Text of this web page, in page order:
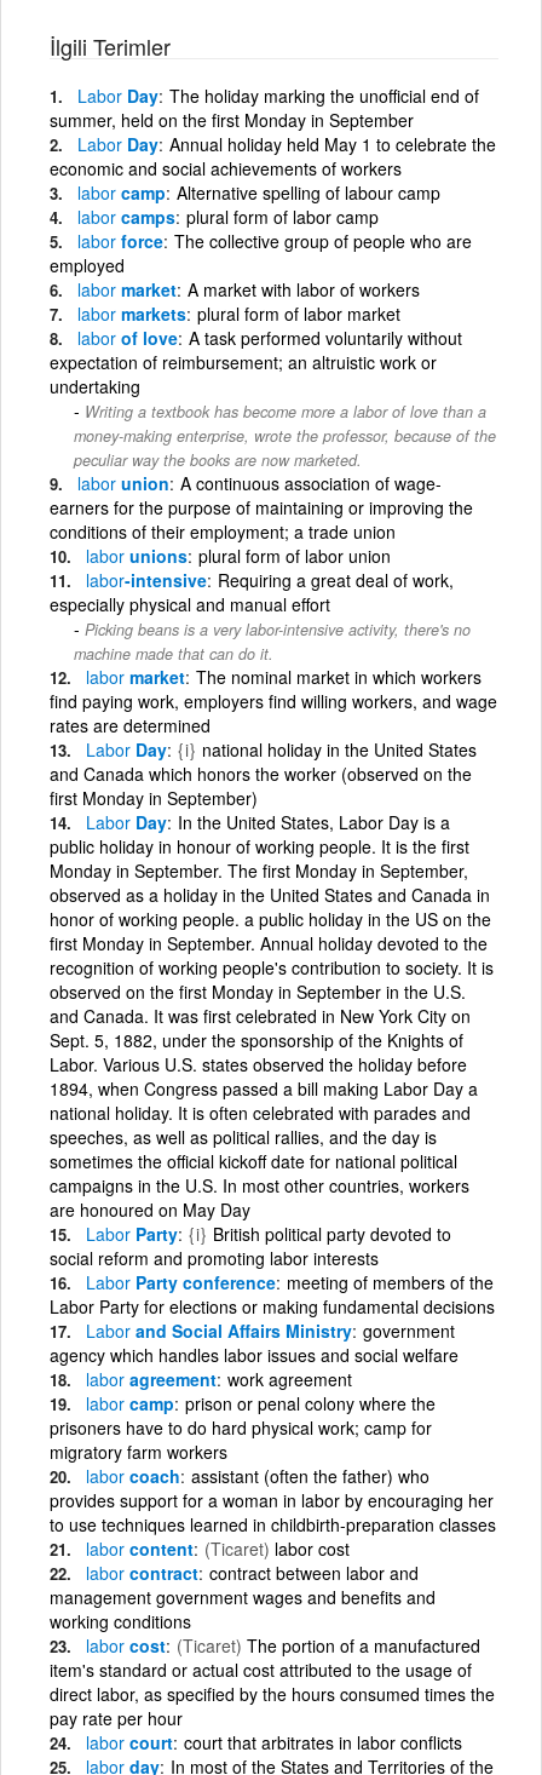
İlgili Terimler
Labor Day The holiday marking the unofficial end of
summer, held on the first Monday in September
Labor Day Annual holiday held May 1 to celebrate the
economic and social achievements of workers
labor camp Alternative spelling of labour camp
labor camps plural form of labor camp
labor force The collective group of people who are
employed
labor market A market with labor of workers
labor markets plural form of labor market
labor of love A task performed voluntarily without
expectation of reimbursement; an altruistic work or
undertaking
Writing a textbook has become more a labor of love than a
money-making enterprise, wrote the professor, because of the
peculiar way the books are now marketed.
labor union A continuous association of wage-
earners for the purpose of maintaining or improving the
conditions of their employment; a trade union
labor unions plural form of labor union
labor-intensive Requiring a great deal of work,
especially physical and manual effort
Picking beans is a very labor-intensive activity, there's no
machine made that can do it.
labor market The nominal market in which workers
find paying work, employers find willing workers, and wage
rates are determined
Labor Day {i} national holiday in the United States
and Canada which honors the worker (observed on the
first Monday in September)
Labor Day In the United States, Labor Day is a
public holiday in honour of working people. It is the first
Monday in September. The first Monday in September,
observed as a holiday in the United States and Canada in
honor of working people. a public holiday in the US on the
first Monday in September. Annual holiday devoted to the
recognition of working people's contribution to society. It is
observed on the first Monday in September in the U.S.
and Canada. It was first celebrated in New York City on
Sept. 5, 1882, under the sponsorship of the Knights of
Labor. Various U.S. states observed the holiday before
1894, when Congress passed a bill making Labor Day a
national holiday. It is often celebrated with parades and
speeches, as well as political rallies, and the day is
sometimes the official kickoff date for national political
campaigns in the U.S. In most other countries, workers
are honoured on May Day
Labor Party {i} British political party devoted to
social reform and promoting labor interests
Labor Party conference meeting of members of the
Labor Party for elections or making fundamental decisions
Labor and Social Affairs Ministry government
agency which handles labor issues and social welfare
labor agreement work agreement
labor camp prison or penal colony where the
prisoners have to do hard physical work; camp for
migratory farm workers
labor coach assistant (often the father) who
provides support for a woman in labor by encouraging her
to use techniques learned in childbirth-preparation classes
labor content (Ticaret) labor cost
labor contract contract between labor and
management government wages and benefits and
working conditions
labor cost (Ticaret) The portion of a manufactured
item's standard or actual cost attributed to the usage of
direct labor, as specified by the hours consumed times the
pay rate per hour
labor court court that arbitrates in labor conflicts
labor day In most of the States and Territories of the